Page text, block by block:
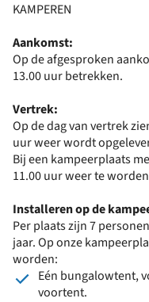
KAMPEREN
Aankomst:
Op de afgesproken
13.00 uur betrekken.
Vertrek:
Op de dag van vertrek
uur weer wordt
Bij een kampeerplaats
11.00 uur weer te
Installeren op de
Per plaats zijn 7
jaar. Op onze
worden:
Eén bungalowtent,
voortent.